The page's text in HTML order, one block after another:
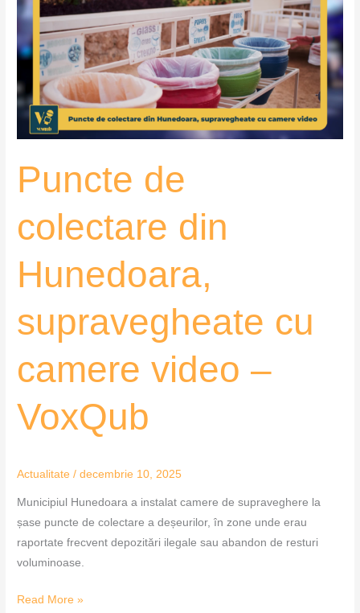
Puncte de
colectare din
Hunedoara,
supravegheate cu
camere video –
VoxQub
Actualitate /decembrie 10, 2025
Municipiul Hunedoara a instalat camere de supraveghere la
șase puncte de colectare a deșeurilor, în zone unde erau
raportate frecvent depozitări ilegale sau abandon de resturi
voluminoase.
colectare
Hunedoara,
supravegheate
cu
camere
video
VoxQub
Read More »